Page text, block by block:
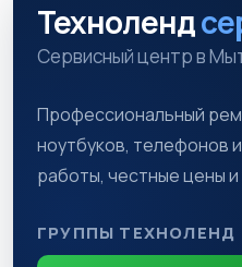
Техноленд
Сервисный центр в
Профессиональный
ноутбуков, телефонов
работы, честные цены
ГРУППЫ ТЕХНОЛЕНД